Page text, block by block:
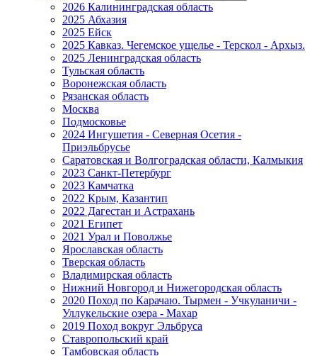
2026 Калининградская область
2025 Абхазия
2025 Ейск
2025 Кавказ. Чегемское ущелье - Терскол - Архыз.
2025 Ленинградская область
Тульская область
Воронежская область
Рязанская область
Москва
Подмосковье
2024 Ингушетия - Северная Осетия -
Приэльбрусье
Саратовская и Волгоградская области, Калмыкия
2023 Санкт-Петербург
2023 Камчатка
2022 Крым, Казантип
2022 Дагестан и Астрахань
2021 Египет
2021 Урал и Поволжье
Ярославская область
Тверская область
Владимирская область
Нижний Новгород и Нижегородская область
2020 Поход по Карачаю. Тырмен - Учкуланичи -
Уллукельские озера - Махар
2019 Поход вокруг Эльбруса
Ставропольский край
Тамбовская область